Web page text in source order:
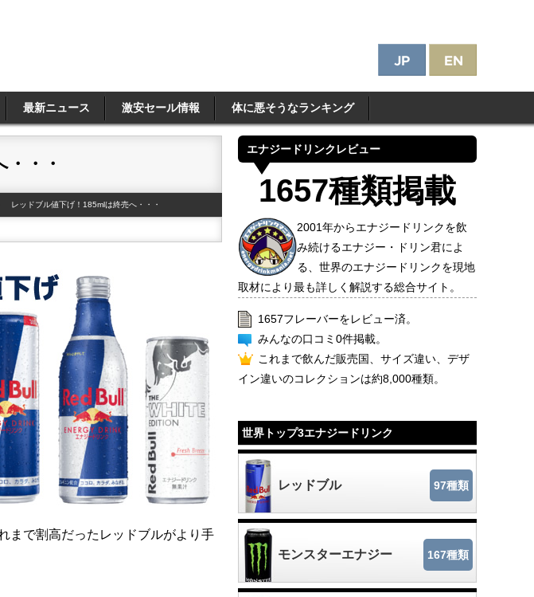
最新ニュース 激安セール情報 体に悪そうなランキング
・・
レッドブル値下げ！185mlは終売へ・・・
まで割高だったレッドブルがより手
エナジードリンクレビュー
1657種類掲載
2001年からエナジードリンクを飲
み続けるエナジー・ドリン君によ
る、世界のエナジードリンクを現地
取材により最も詳しく解説する総合サイト。
1657フレーバーをレビュー済。
みんなの口コミ0件掲載。
これまで飲んだ販売国、サイズ違い、デザ
イン違いのコレクションは約8,000種類。
世界トップ3エナジードリンク
レッドブル 97種類
モンスターエナジー 167種類